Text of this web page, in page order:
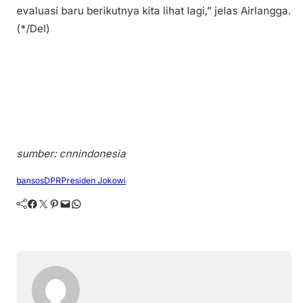
evaluasi baru berikutnya kita lihat lagi,” jelas Airlangga.
(*/Del)
sumber: cnnindonesia
bansosDPRPresiden Jokowi
Facebook Twitter Pinterest Mail WhatsApp